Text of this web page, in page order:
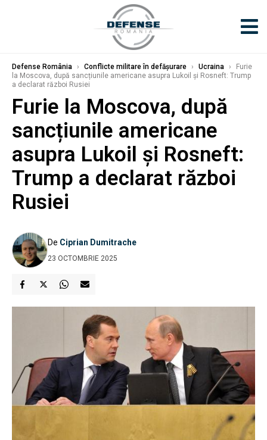
Defense România › Conflicte militare în defășurare › Ucraina ›
Furie
la Moscova, după sancțiunile americane asupra Lukoil și Rosneft: Trump
a declarat război Rusiei
Furie la Moscova, după
sancțiunile americane
asupra Lukoil și Rosneft:
Trump a declarat război
Rusiei
De Ciprian Dumitrache
23 OCTOMBRIE 2025